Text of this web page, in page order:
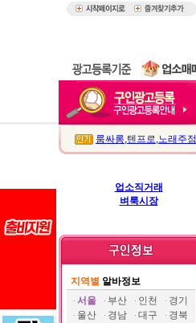
룸싸롱,텐프로,노래주점
업소직거래
벼룩시장
지역별 알바정보
서울
부산 인천
경기
울산
경남 대구
경북